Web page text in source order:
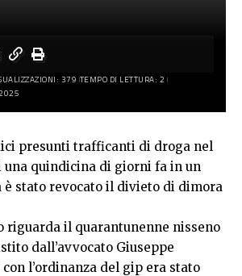
379 TEMPO DI LETTURA: 2
presunti trafficanti di droga nel
una quindicina di giorni fa in un
stato revocato il divieto di dimora
riguarda il quarantunenne nisseno
dall’avvocato Giuseppe
l’ordinanza del gip era stato